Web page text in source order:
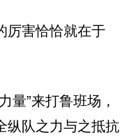
厉害恰恰就在于
量”来打鲁班场，
纵队之力与之抵抗